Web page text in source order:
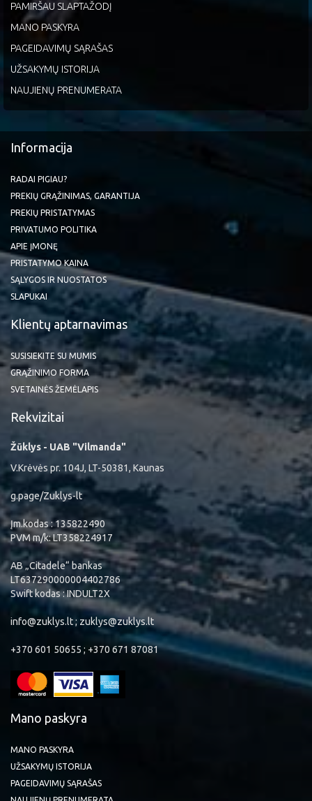
PAMIRŠAU SLAPTAŽODĮ
MANO PASKYRA
PAGEIDAVIMŲ SĄRAŠAS
UŽSAKYMŲ ISTORIJA
NAUJIENŲ PRENUMERATA
Informacija
RADAI PIGIAU?
PREKIŲ GRĄŽINIMAS, GARANTIJA
PREKIŲ PRISTATYMAS
PRIVATUMO POLITIKA
APIE ĮMONĘ
PRISTATYMO KAINA
SĄLYGOS IR NUOSTATOS
SLAPUKAI
Klientų aptarnavimas
SUSISIEKITE SU MUMIS
GRĄŽINIMO FORMA
SVETAINĖS ŽEMĖLAPIS
Rekvizitai
Žūklys - UAB "Vilmanda"
V.Krėvės pr. 104J, LT-50381, Kaunas
g.page/Zuklys-lt
Įm.kodas : 135822490
PVM m/k: LT358224917
AB „Citadele“ bankas
LT637290000004402786
Swift kodas : INDULT2X
info@zuklys.lt ; zuklys@zuklys.lt
+370 601 50655 ; +370 671 87081
Mano paskyra
MANO PASKYRA
UŽSAKYMŲ ISTORIJA
PAGEIDAVIMŲ SĄRAŠAS